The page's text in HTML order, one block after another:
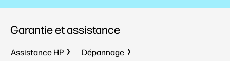
Garantie et assistance
Assistance HP
Dépannage